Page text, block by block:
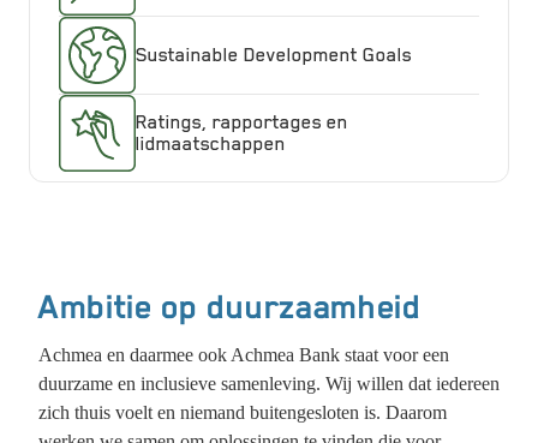
Sustainable Development Goals
Ratings, rapportages en
lidmaatschappen
Ambitie op duurzaamheid
Achmea en daarmee ook Achmea Bank staat voor een
duurzame en inclusieve samenleving. Wij willen dat iedereen
zich thuis voelt en niemand buitengesloten is. Daarom